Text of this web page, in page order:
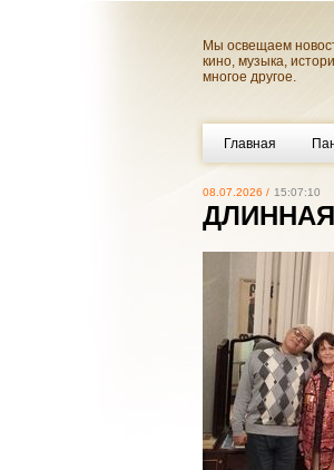
Мы освещаем
кино, музыка,
многое другое.
Главная
08.07.2026 / 15:07:10